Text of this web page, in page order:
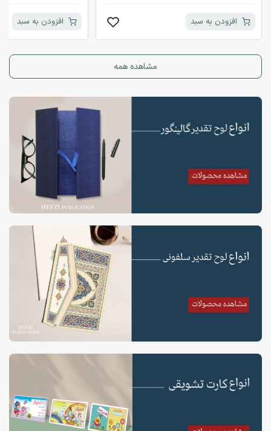
افزودن به سبد افزودن به سبد
مشاهده همه